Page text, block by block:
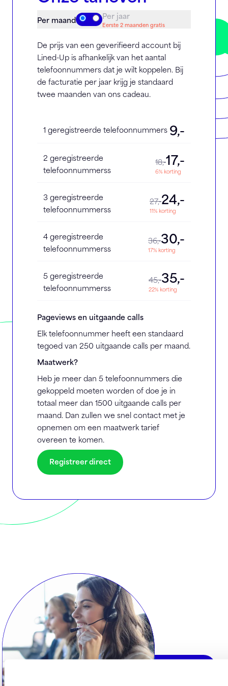
Per maand Per jaar
Eerste 2 maanden gratis
De prijs van een geverifieerd account bij
Lined-Up is afhankelijk van het aantal
telefoonnummers dat je wilt koppelen. Bij
de facturatie per jaar krijg je standaard
twee maanden van ons cadeau.
1 geregistreerde telefoonnummers 9,-
2 geregistreerde
telefoonnummerss
18,-17,-
6% korting
3 geregistreerde
telefoonnummerss
27,-24,-
11% korting
4 geregistreerde
telefoonnummerss
36,-30,-
17% korting
5 geregistreerde
telefoonnummerss
45,-35,-
22% korting
Pageviews en uitgaande calls
Elk telefoonnummer heeft een standaard
tegoed van 250 uitgaande calls per maand.
Maatwerk?
Heb je meer dan 5 telefoonnummers die
gekoppeld moeten worden of doe je in
totaal meer dan 1500 uitgaande calls per
maand. Dan zullen we snel contact met je
opnemen om een maatwerk tarief
overeen te komen.
Registreer direct